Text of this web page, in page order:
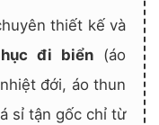
thiết kế và
đi biển (áo
đới, áo thun
sỉ tận gốc chỉ từ